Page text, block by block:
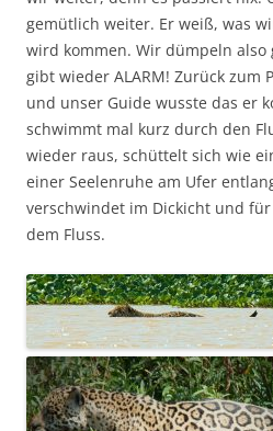
gemütlich weiter. Er weiß, was
wird kommen. Wir dümpeln
gibt wieder ALARM! Zurück zum
und unser Guide wusste das er
schwimmt mal kurz durch den
wieder raus, schüttelt sich wie
einer Seelenruhe am Ufer
verschwindet im Dickicht und
dem Fluss.